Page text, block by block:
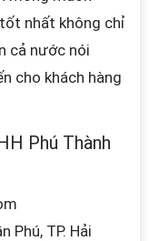
nhất không chỉ
cả nước nói
cho khách hàng
Phú Thành
Phú, TP. Hải